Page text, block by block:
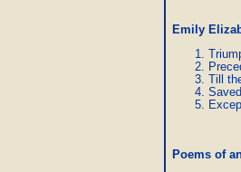
Emily
Till
Poems of